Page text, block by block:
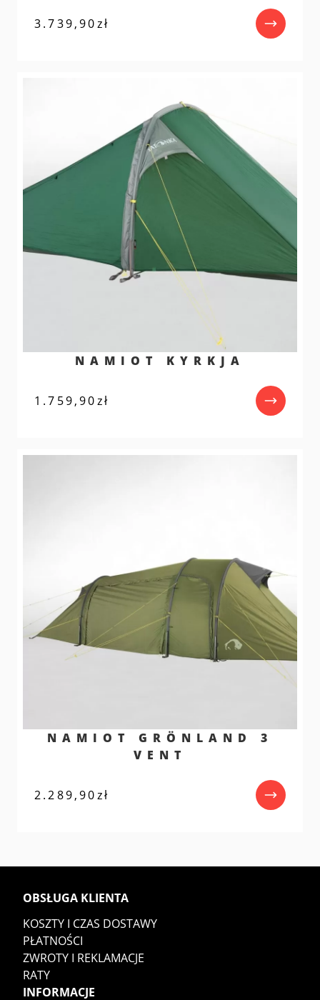
3.739,90zł
NAMIOT KYRKJA
1.759,90zł
NAMIOT GRÖNLAND 3
VENT
2.289,90zł
OBSŁUGA KLIENTA
KOSZTY I CZAS DOSTAWY
PŁATNOŚCI
ZWROTY I REKLAMACJE
RATY
INFORMACJE